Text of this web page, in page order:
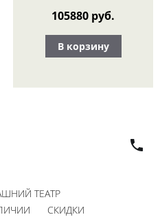
105880 руб.
В корзину
ТЕАТР
СКИДКИ